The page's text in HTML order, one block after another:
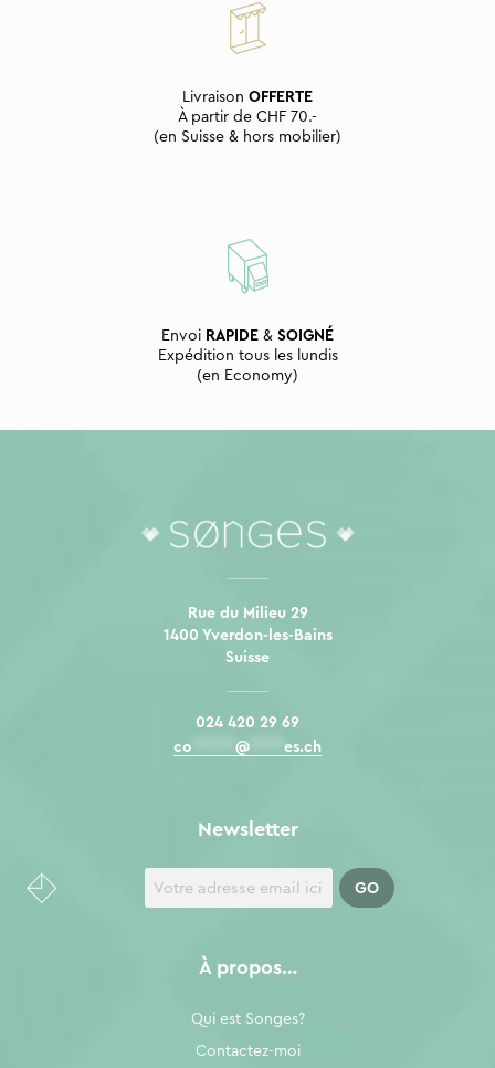
Livraison OFFERTE
À partir de CHF 70.-
(en Suisse & hors mobilier)
Envoi RAPIDE & SOIGNÉ
Expédition tous les lundis
(en Economy)
Rue du Milieu 29
1400 Yverdon-les-Bains
Suisse
024 420 29 69
co
@ es.ch
À propos…
Qui est Songes?
Contactez-moi
Newsletter